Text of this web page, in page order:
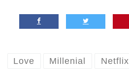
Love Millenial Netflix